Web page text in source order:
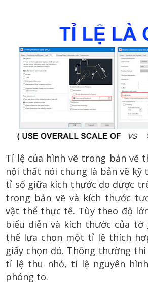
Tỉ lệ của hình vẽ trong bản vẽ
nội thất nói chung là bản vẽ kỹ
tỉ số giữa kích thước đo được
trong bản vẽ và kích thước
vật thể thực tế. Tùy theo độ
biểu diễn và kích thước của tờ
thể lựa chọn một tỉ lệ thích
giấy chọn đó. Thông thường
tỉ lệ thu nhỏ, tỉ lệ nguyên
phóng to.